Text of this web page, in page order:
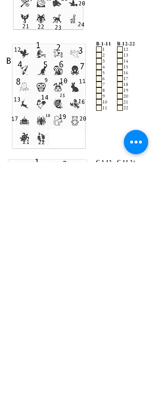
B 1-11
1
2
3
4
5
6
7
8
9
10
11
B 12-22
12
13
14
15
16
17
18
19
20
21
22
C 13-24
C 1-12